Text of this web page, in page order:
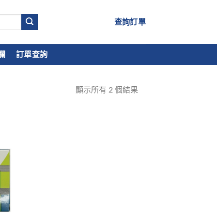
查詢訂單
訂單查詢
顯示所有 2 個結果